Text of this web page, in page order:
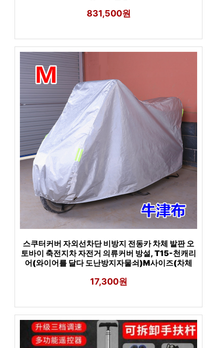
831,500원
스쿠터커버 자외선차단 비방지 전동카 차체 발판 오
토바이 축전지차 자전거 의류커버 방설, T15-천캐리
어(와이어를 달다 도난방지자물쇠)M사이즈(차체
17,300원